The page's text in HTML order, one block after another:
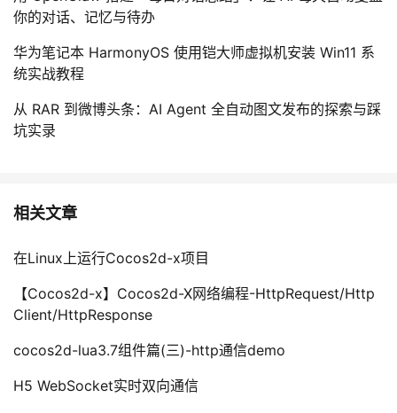
你的对话、记忆与待办
华为笔记本 HarmonyOS 使用铠大师虚拟机安装 Win11 系
统实战教程
从 RAR 到微博头条：AI Agent 全自动图文发布的探索与踩
坑实录
相关文章
在Linux上运行Cocos2d-x项目
【Cocos2d-x】Cocos2d-X网络编程-HttpRequest/Http
Client/HttpResponse
cocos2d-lua3.7组件篇(三)-http通信demo
H5 WebSocket实时双向通信